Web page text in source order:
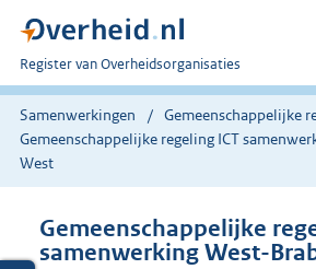
U
bent
nu
hier:
Register van Overheidsorganisaties
Samenwerkingen
Gemeenschappelijke
Gemeenschappelijke regeling ICT
West
Gemeenschappelijke
samenwerking West-